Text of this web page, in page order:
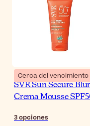
Cerca del vencimiento
SVR Sun Secure Blur
Crema Mousse
3opciones